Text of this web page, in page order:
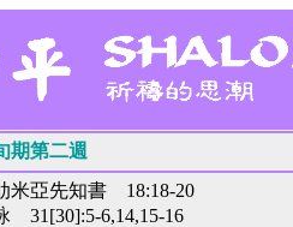
期第二週
米亞先知書 18:18-20
31[30]:5-6,14,15-16